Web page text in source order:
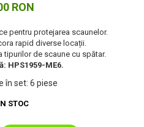
RON
pentru protejarea scaunelor.
rapid diverse locații.
tipurilor de scaune cu spătar.
HPS1959-ME6.
în set: 6 piese
STOC